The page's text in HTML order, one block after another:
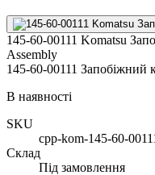
145-60-00111 Komatsu
Assembly
145-60-00111 Запобіжний
В наявності
SKU
cpp-kom-145-60-
Склад
Під замовлення